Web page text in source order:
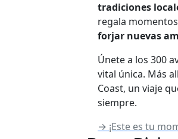
tradiciones
regala
forjar nuevas
Únete a los 300
vital única. Más
Coast, un viaje
siempre.
→ ¡Este es tu